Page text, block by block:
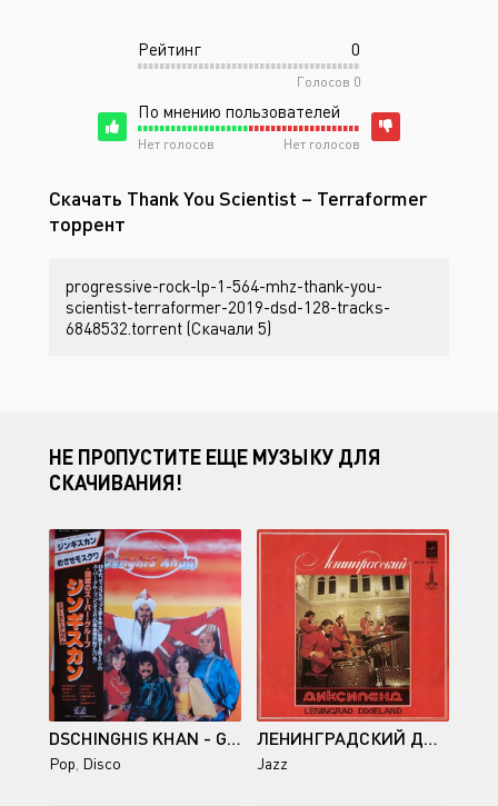
Рейтинг 0
Голосов 0
По мнению пользователей
Нет голосов Нет голосов
Скачать Thank You Scientist – Terraformer
торрент
progressive-rock-lp-1-564-mhz-thank-you-
scientist-terraformer-2019-dsd-128-tracks-
6848532.torrent (Скачали 5)
НЕ ПРОПУСТИТЕ ЕЩЕ МУЗЫКУ ДЛЯ
СКАЧИВАНИЯ!
DSCHINGHIS KHAN - GENGHIS KHAN (JAPAN) - 1979
Pop Disco
ЛЕНИНГРАДСКИЙ ДИКСИЛЕНД - ЛЕНИНГРАДСКИЙ ДИКСИЛЕНД II
Jazz